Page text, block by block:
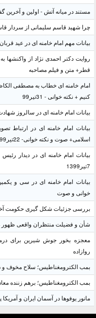
مستند در میانه آتش - اولین و
چرا شهید قاسم سلیمانی از سردار
بیانات مهم امام خامنه ای در عید
روایت دکتر احمدی نژاد از
قطر+ متن و فیلم مصاحبه
امام خامنه ای خطاب به مصطفی
کنیم + نکته خوانی - 31تیر99
بیانات امام خامنه ای در سالروز شهادت امام
بیانات امام خامنه ای در ارتباط
اسلامی+ صوت و نکته خوانی- 22تیر99
بیانات امام خامنه ای در دیدار
7تیر1399
بیانات امام خامنه ای در سی و
خوانی و صوت
بررسی جزئیات شکل گیری حکومت
شأن و فضیلت منتظران واقعی ظهور
معجزه بخور جوش شیرین برای
روازاده
بمب الکترومغناطیس؛ سلاح مخوف و
بمب الکترومغناطیس؛ برهم زننده
مانور یوفوها در آسمان ایران و